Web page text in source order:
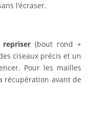
l’écraser.
(bout rond +
ciseaux précis et un
Pour les mailles
récupération avant de